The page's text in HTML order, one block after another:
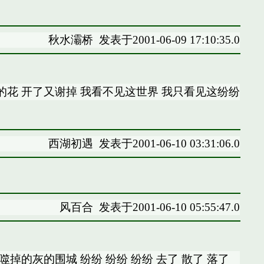
秋水灞桥 发表于2001-06-09 17:10:35.0
开了又谢掉 我看不见这世界 我只看见这纷纷
西湖初遇 发表于2001-06-10 03:31:06.0
风百合 发表于2001-06-10 05:55:47.0
掉的灰的围城 纷纷 纷纷 纷纷 去了 散了 落了